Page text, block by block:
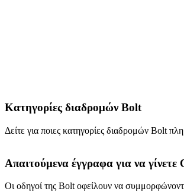
Κατηγορίες διαδρομών Bolt
Δείτε για ποιες κατηγορίες διαδρομών Bolt
Απαιτούμενα έγγραφα για να
Οι οδηγοί της Bolt οφείλουν να